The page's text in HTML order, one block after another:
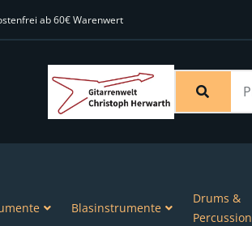
ab 60€ Warenwert
Blasinstrumente
Drums &
Percussion